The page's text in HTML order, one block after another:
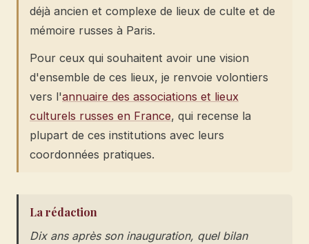
déjà ancien et complexe de lieux de culte et de
mémoire russes à Paris.
Pour ceux qui souhaitent avoir une vision
d'ensemble de ces lieux, je renvoie volontiers
vers l'annuaire des associations et lieux
culturels russes en France, qui recense la
plupart de ces institutions avec leurs
coordonnées pratiques.
La rédaction
Dix ans après son inauguration, quel bilan